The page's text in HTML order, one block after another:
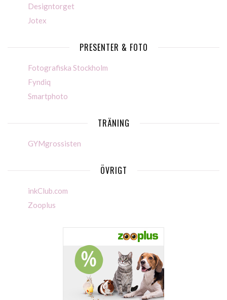
Designtorget
Jotex
PRESENTER & FOTO
Fotografiska Stockholm
Fyndiq
Smartphoto
TRÄNING
GYMgrossisten
ÖVRIGT
inkClub.com
Zooplus